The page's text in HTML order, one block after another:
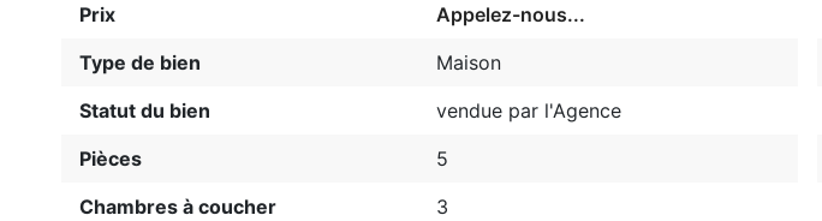
Prix
Appelez-nous...
Type de bien
Maison
Statut du bien
vendue par l'Agence
Pièces
5
Chambres à coucher
3